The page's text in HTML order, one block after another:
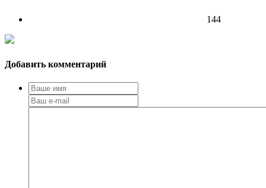
144
Добавить комментарий